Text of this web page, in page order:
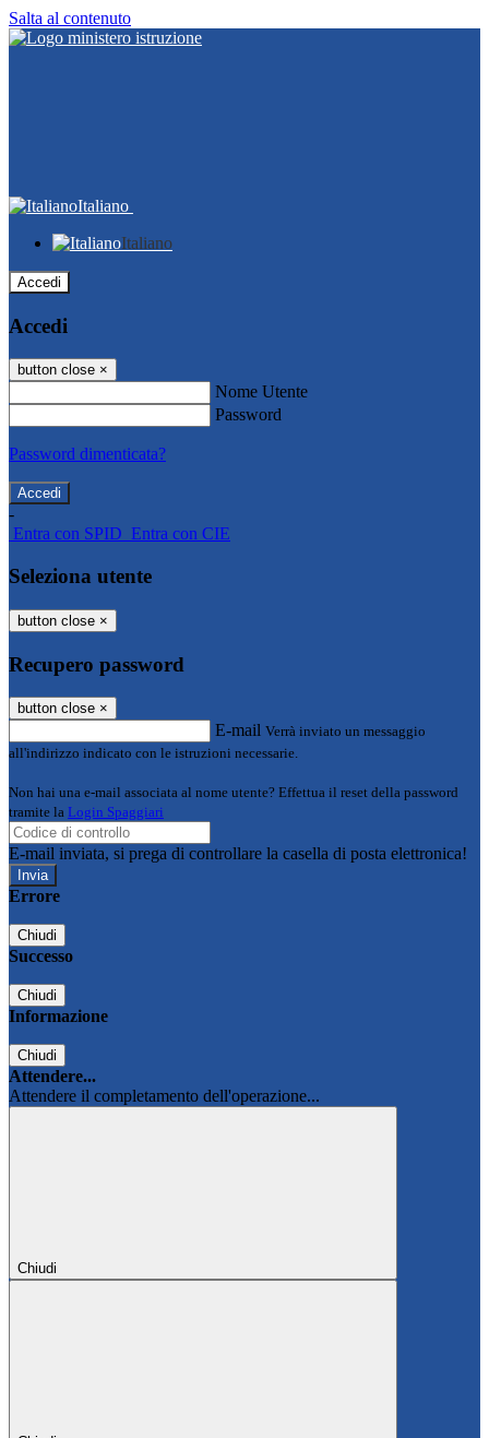
Salta al contenuto
Italiano
Italiano
Accedi
Accedi
button close ×
Nome Utente
Password
Password dimenticata?
-
Entra con SPID Entra con CIE
Seleziona utente
button close ×
Recupero password
button close ×
E-mail Verrà inviato un messaggio
all'indirizzo indicato con le istruzioni necessarie.
Non hai una e-mail associata al nome utente? Effettua il reset della password
tramite la Login Spaggiari
E-mail inviata, si prega di controllare la casella di posta elettronica!
Errore
Chiudi
Successo
Chiudi
Informazione
Chiudi
Attendere...
Attendere il completamento dell'operazione...
Chiudi